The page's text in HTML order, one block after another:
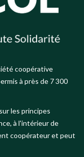
coopérative
à près de 7 300
les principes
à l'intérieur de
coopérateur et peut